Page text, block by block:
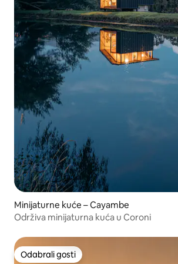
Minijaturne kuće – Cayambe
Održiva minijaturna kuća u Coroni
Odabrali gosti
Odabrali gosti